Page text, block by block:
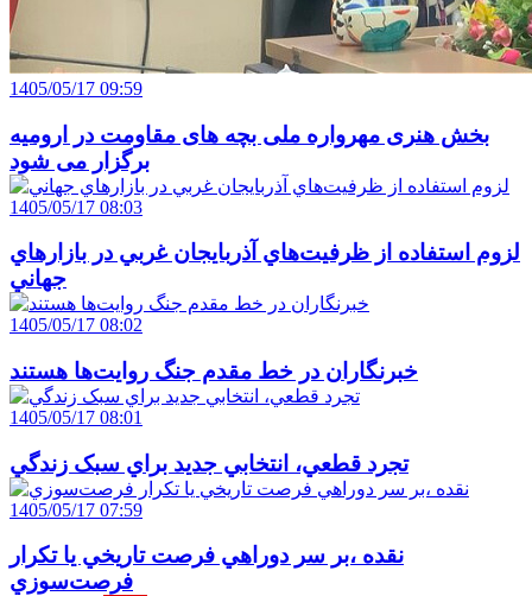
1405/05/17 09:59
بخش هنری مهرواره ملی بچه های مقاومت در ارومیه
برگزار می شود
1405/05/17 08:03
لزوم استفاده از ظرفيت‌هاي آذربايجان غربي در بازارهاي
جهاني
1405/05/17 08:02
خبرنگاران در خط مقدم جنگ روايت‌ها هستند
1405/05/17 08:01
تجرد قطعي، انتخابي جديد براي سبک زندگي
1405/05/17 07:59
نقده ،بر سر دوراهي فرصت تاريخي يا تکرار
فرصت‌سوزي